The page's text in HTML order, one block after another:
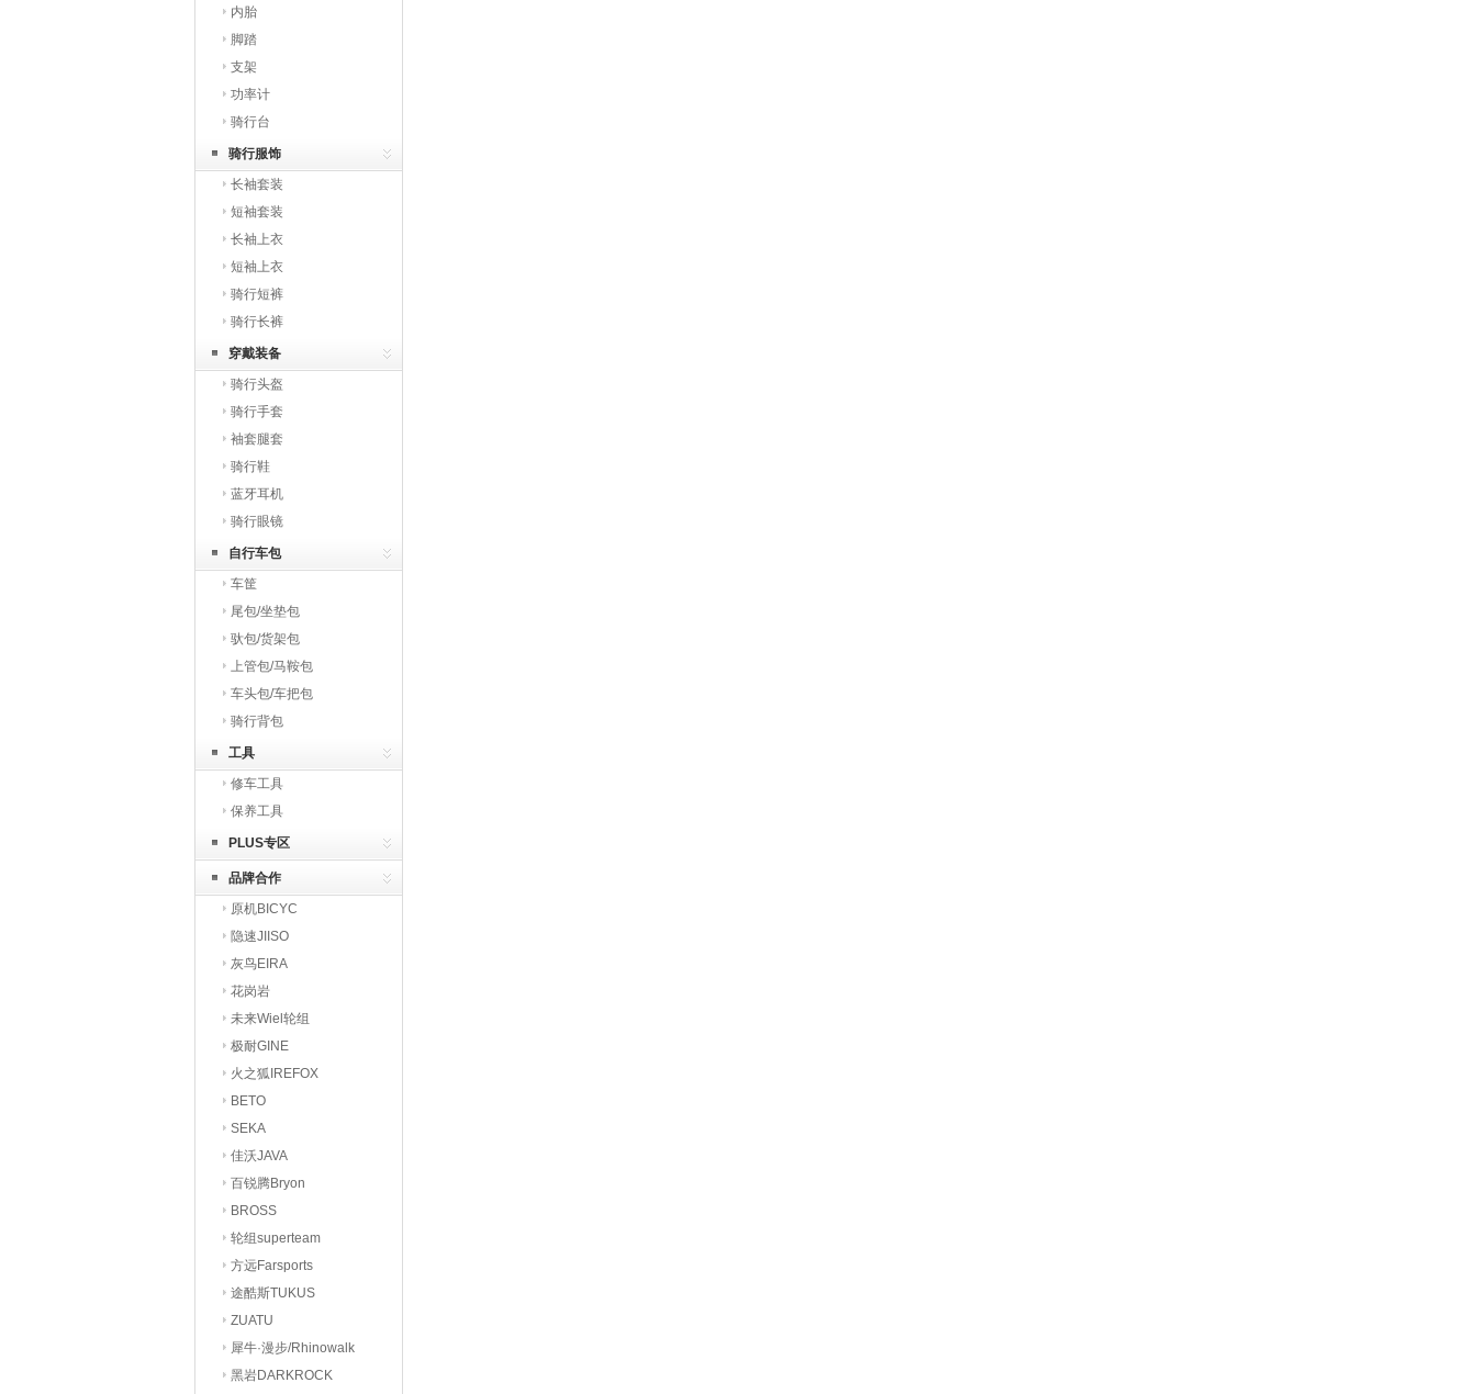
内胎
脚踏
支架
功率计
骑行台
骑行服饰
长袖套装
短袖套装
长袖上衣
短袖上衣
骑行短裤
骑行长裤
穿戴装备
骑行头盔
骑行手套
袖套腿套
骑行鞋
蓝牙耳机
骑行眼镜
自行车包
车筐
尾包/坐垫包
驮包/货架包
上管包/马鞍包
车头包/车把包
骑行背包
工具
修车工具
保养工具
PLUS专区
品牌合作
原机BICYC
隐速JIISO
灰鸟EIRA
花岗岩
未来Wiel轮组
极耐GINE
火之狐IREFOX
BETO
SEKA
佳沃JAVA
百锐腾Bryon
BROSS
轮组superteam
方远Farsports
途酷斯TUKUS
ZUATU
犀牛·漫步/Rhinowalk
黑岩DARKROCK